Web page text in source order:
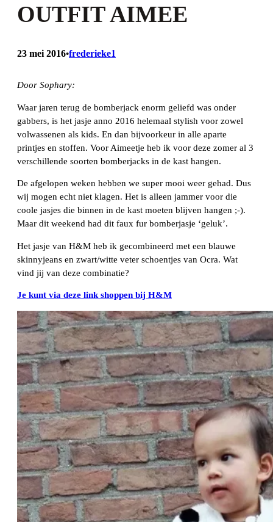
OUTFIT AIMEE
23 mei 2016•frederieke1
Door Sophary:
Waar jaren terug de bomberjack enorm geliefd was onder
gabbers, is het jasje anno 2016 helemaal stylish voor zowel
volwassenen als kids. En dan bijvoorkeur in alle aparte
printjes en stoffen. Voor Aimeetje heb ik voor deze zomer al 3
verschillende soorten bomberjacks in de kast hangen.
De afgelopen weken hebben we super mooi weer gehad. Dus
wij mogen echt niet klagen. Het is alleen jammer voor die
coole jasjes die binnen in de kast moeten blijven hangen ;-).
Maar dit weekend had dit faux fur bomberjasje ‘geluk’.
Het jasje van H&M heb ik gecombineerd met een blauwe
skinnyjeans en zwart/witte veter schoentjes van Ocra. Wat
vind jij van deze combinatie?
Je kunt via deze link shoppen bij H&M